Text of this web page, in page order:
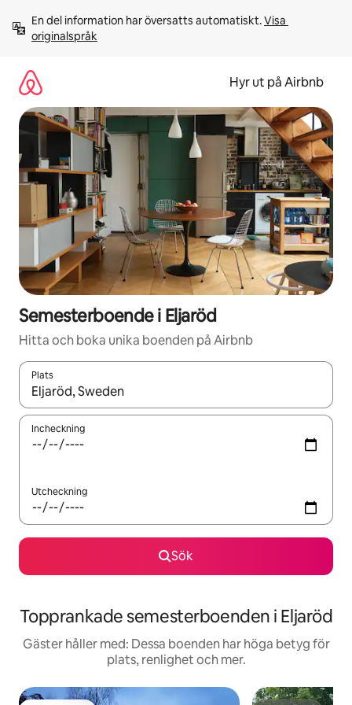
innehåll
En del information har översatts automatiskt. Visa
originalspråk
Hyr ut på Airbnb
Semesterboende i Eljaröd
Hitta och boka unika boenden på Airbnb
Plats
När resultaten är tillgängliga kan du navigera med upp- och
Incheckning
Utcheckning
Sök
Topprankade semesterboenden i Eljaröd
Gäster håller med: Dessa boenden har höga betyg för
plats, renlighet och mer.